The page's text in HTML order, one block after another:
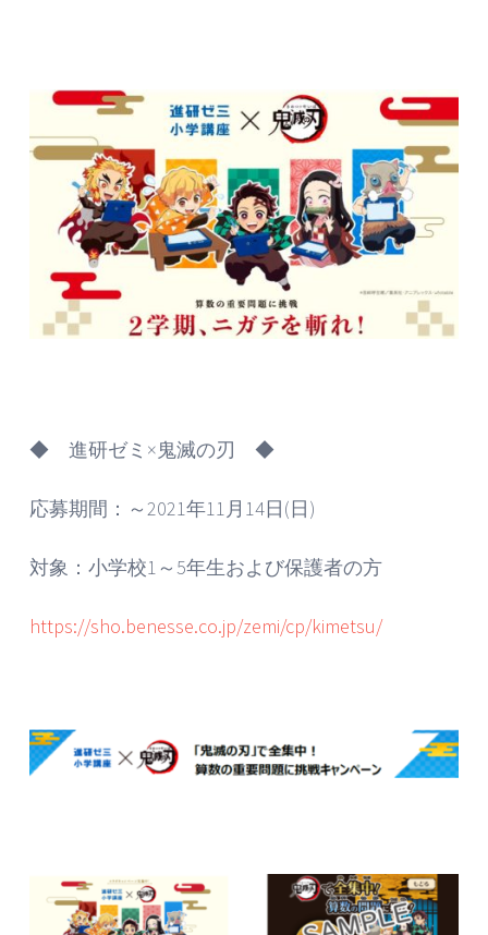
◆ 進研ゼミ×鬼滅の刃 ◆
応募期間：～2021年11月14日(日)
対象：小学校1～5年生および保護者の方
https://sho.benesse.co.jp/zemi/cp/kimetsu/